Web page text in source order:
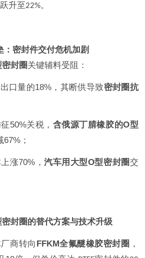
跃升至22%。
：密封件交付危机加剧
密封圈关键辅料受阻：
口量的18% ，其断供导致密封圈抗
50%关税， 含俄源丁腈橡胶的O型
67% ；
涨70% ，汽车用大型O型密封圈交
密封圈的替代方案与技术升级
厂商转向 FFKM全氟醚橡胶密封圈 ，